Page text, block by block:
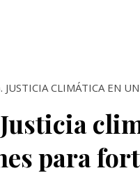
CLIMÁTICA EN
Justicia
para